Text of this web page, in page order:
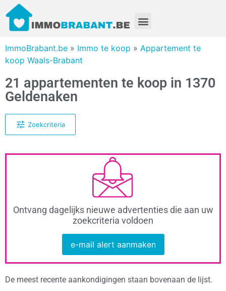
ImmoBrabant.be » Immo te koop » Appartement te
koop Waals-Brabant
21 appartementen te koop in 1370
Geldenaken
Zoekcriteria
Ontvang dagelijks nieuwe advertenties die aan uw
zoekcriteria voldoen
e-mail alert aanmaken
De meest recente aankondigingen staan bovenaan de lijst.